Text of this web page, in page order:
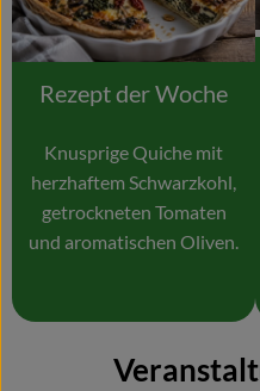
Rezept der Woche
Knusprige Quiche mit
herzhaftem Schwarzkohl,
getrockneten Tomaten
und aromatischen Oliven.